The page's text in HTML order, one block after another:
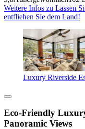
Weitere Infos zu Lassen
entfliehen Sie dem Land!
Luxury Riverside
Eco-Friendly
Panoramic Views